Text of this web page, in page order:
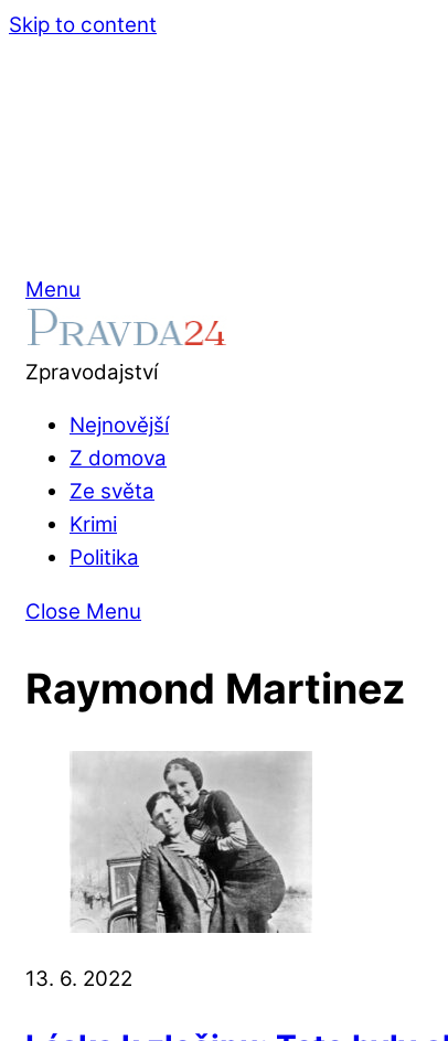
Skip to content
Menu
Zpravodajství
Nejnovější
Z domova
Ze světa
Krimi
Politika
Close Menu
Raymond Martinez
13. 6. 2022